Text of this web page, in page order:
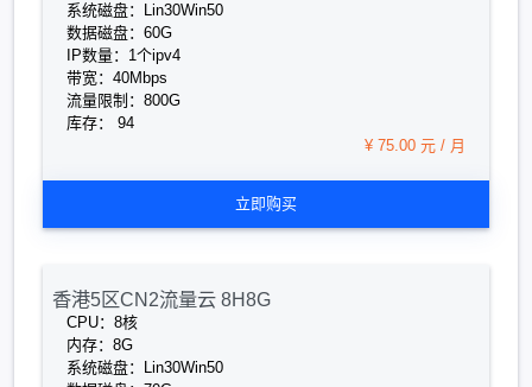
系统磁盘：Lin30Win50
数据磁盘：60G
IP数量：1个ipv4
带宽：40Mbps
流量限制：800G
库存： 94
¥ 75.00 元 / 月
立即购买
香港5区CN2流量云 8H8G
CPU：8核
内存：8G
系统磁盘：Lin30Win50